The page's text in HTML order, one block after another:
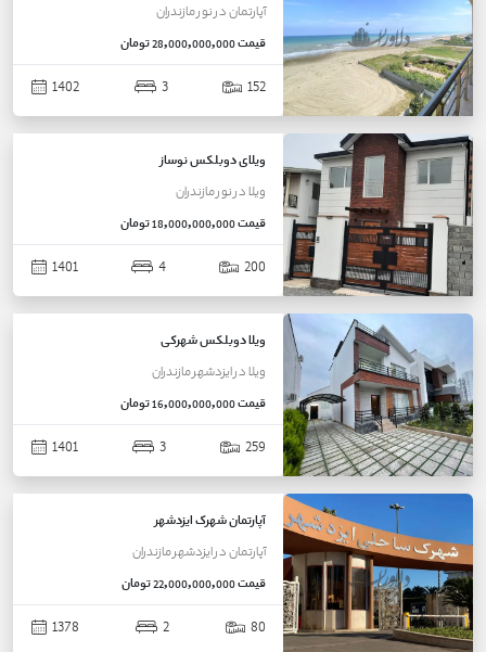
آپارتماندرنورمازندران
قیمت28,000,000,000 تومان
152
3
1402
ویلای دوبلکس نوساز
ویلادرنورمازندران
قیمت18,000,000,000 تومان
200
4
1401
ویلا دوبلکس شهرکی
ویلادرایزدشهرمازندران
قیمت16,000,000,000 تومان
259
3
1401
آپارتمان شهرک ایزدشهر
آپارتماندرایزدشهرمازندران
قیمت22,000,000,000 تومان
80
2
1378